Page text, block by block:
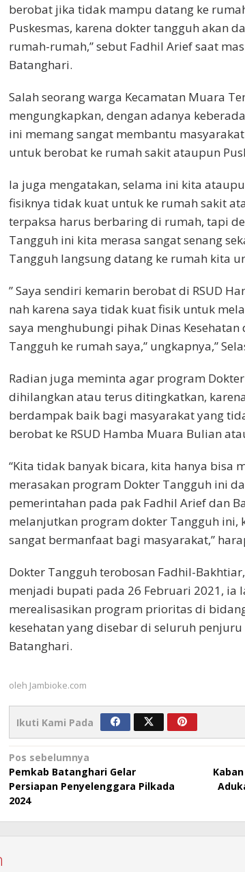
berobat jika tidak mampu datang ke
Puskesmas, karena dokter tangguh akan
rumah-rumah,” sebut Fadhil Arief saat
Batanghari.
Salah seorang warga Kecamatan Muara
mengungkapkan, dengan adanya
ini memang sangat membantu
untuk berobat ke rumah sakit ataupun
Ia juga mengatakan, selama ini kita
fisiknya tidak kuat untuk ke rumah sakit
terpaksa harus berbaring di rumah, tapi
Tangguh ini kita merasa sangat senang
Tangguh langsung datang ke rumah kita
” Saya sendiri kemarin berobat di RSUD
nah karena saya tidak kuat fisik untuk
saya menghubungi pihak Dinas
Tangguh ke rumah saya,” ungkapnya,”
Radian juga meminta agar program
dihilangkan atau terus ditingkatkan,
berdampak baik bagi masyarakat yang
berobat ke RSUD Hamba Muara Bulian
“Kita tidak banyak bicara, kita hanya bisa
merasakan program Dokter Tangguh ini
pemerintahan pada pak Fadhil Arief dan
melanjutkan program dokter Tangguh ini,
sangat bermanfaat bagi masyarakat,”
Dokter Tangguh terobosan Fadhil-
menjadi bupati pada 26 Februari 2021, ia
merealisasikan program prioritas di
kesehatan yang disebar di seluruh
Batanghari.
oleh Jambioke.com
Ikuti Kami Pada
Navigasi
pos
Pos sebelumnya
Pemkab Batanghari Gelar
Persiapan Penyelenggara Pilkada
2024